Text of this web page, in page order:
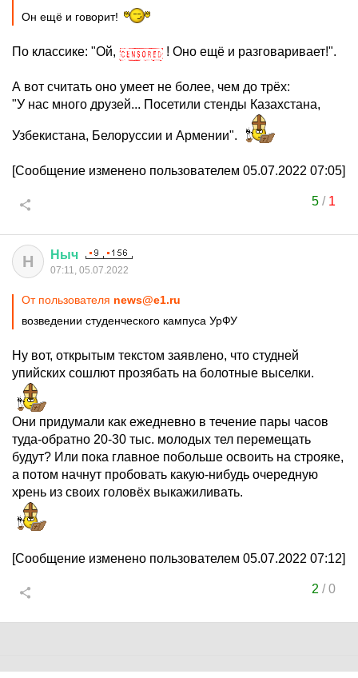
Он ещё и говорит!
По классике: "Ой, ! Оно ещё и разговаривает!".
А вот считать оно умеет не более, чем до трёх:
"У нас много друзей... Посетили стенды Казахстана,
Узбекистана, Белоруссии и Армении".
[Сообщение изменено пользователем 05.07.2022 07:05]
5/ 1
Н Ныч
07:11, 05.07.2022
От пользователя news@e1.ru
возведении студенческого кампуса УрФУ
Ну вот, открытым текстом заявлено, что студней
упийских сошлют прозябать на болотные выселки.
Они придумали как ежедневно в течение пары часов
туда-обратно 20-30 тыс. молодых тел перемещать
будут? Или пока главное побольше освоить на строяке,
а потом начнут пробовать какую-нибудь очередную
хрень из своих головёх выкажиливать.
[Сообщение изменено пользователем 05.07.2022 07:12]
2 /0